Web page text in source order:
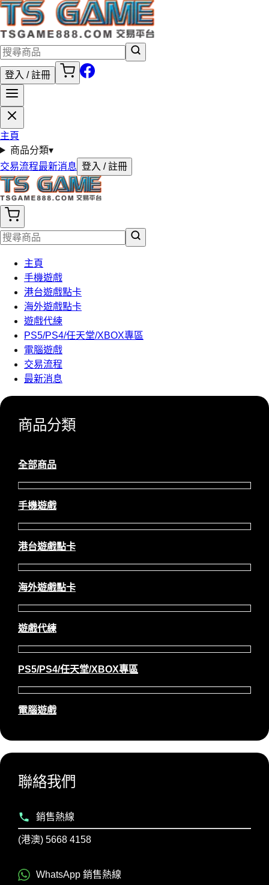
登入 / 註冊
主頁
商品分類▾
交易流程最新消息 登入 / 註冊
主頁
手機遊戲
港台遊戲點卡
海外遊戲點卡
遊戲代練
PS5/PS4/任天堂/XBOX專區
電腦遊戲
交易流程
最新消息
商品分類
全部商品
手機遊戲
港台遊戲點卡
海外遊戲點卡
遊戲代練
PS5/PS4/任天堂/XBOX專區
電腦遊戲
聯絡我們
銷售熱線
(港澳) 5668 4158
WhatsApp 銷售熱線